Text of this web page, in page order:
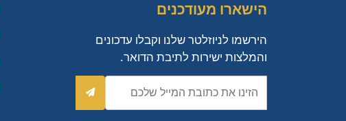
הישארו מעודכנים
הירשמו לניוזלטר שלנו וקבלו עדכונים
והמלצות ישירות לתיבת הדואר.
אימייל